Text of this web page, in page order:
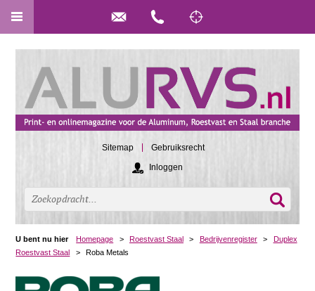
Sitemap
Gebruiksrecht
Inloggen
U bent nu hier Homepage > Roestvast Staal > Bedrijvenregister >
Duplex
Roestvast Staal
> Roba Metals